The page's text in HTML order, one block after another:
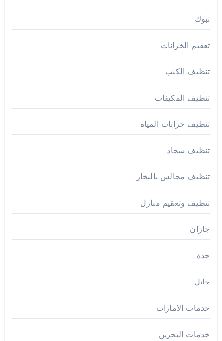
تبوك
تعقيم الخزانات
تنظيف الكنب
تنظيف المكيفات
تنظيف خزانات المياه
تنظيف سجاد
تنظيف مجالس بالبخار
تنظيف وتعقيم منازل
جازان
جدة
حائل
خدمات الامارات
خدمات البحرين